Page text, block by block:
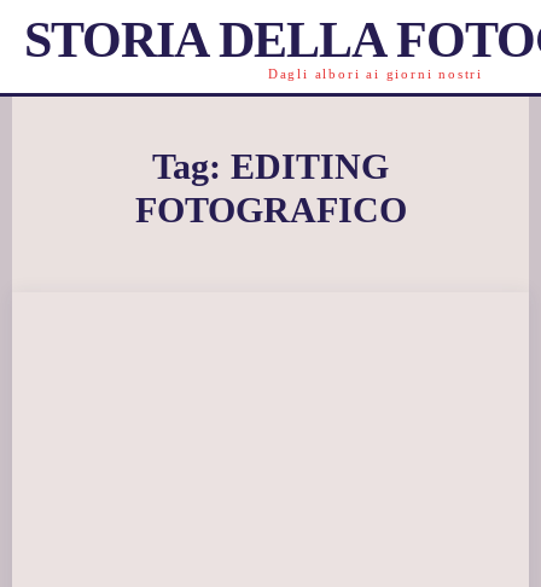
STORIA DELLA
Dagli albori ai giorni nostri
Tag: EDITING
FOTOGRAFICO